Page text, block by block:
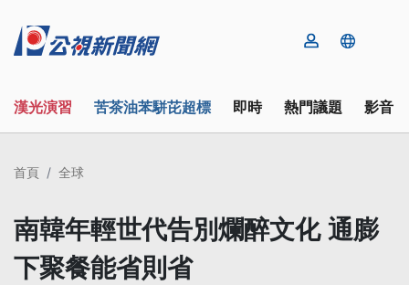
漢光演習 苦茶油苯駢芘超標 即時 熱門議題 影音
首頁 全球
南韓年輕世代告別爛醉文化 通膨
下聚餐能省則省